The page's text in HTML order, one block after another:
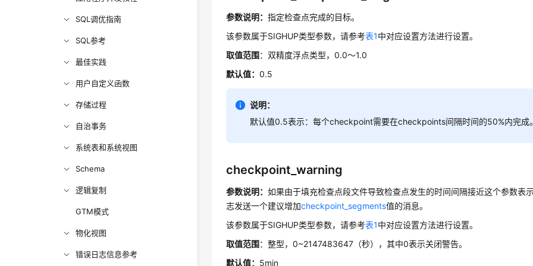
SQL调优指南
SQL参考
最佳实践
用户自定义函数
存储过程
自治事务
系统表和系统视图
Schema
逻辑复制
GTM模式
物化视图
错误日志信息参考
参数说明：指定检查点完成的目标。
该参数属于SIGHUP类型参数，请参考表1中对应设置方法进行设置。
取值范围：双精度浮点类型，0.0～1.0
默认值：0.5
说明：
默认值0.5表示：每个checkpoint需要在checkpoints间隔时间的50%内完成
checkpoint_warning
参数说明：如果由于填充检查点段文件导致检查点发生的时间间隔接近这个参数表
志发送一个建议增加checkpoint_segments值的消息。
该参数属于SIGHUP类型参数，请参考表1中对应设置方法进行设置。
取值范围：整型，0~2147483647‬（秒），其中0表示关闭警告。
默认值： 5min